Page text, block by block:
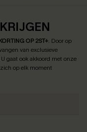
OP 2ST+. Door op
van exclusieve
gaat ook akkoord met onze
op elk moment